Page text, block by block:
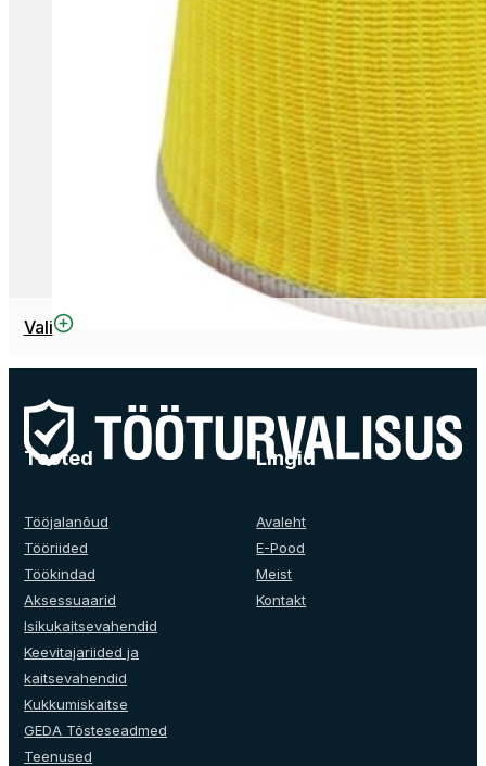
Vali
This
has
multiple
variants.
The
options
be
chosen
on
the
product
page
Tooted
Tööjalanõud
Tööriided
Töökindad
Aksessuaarid
Isikukaitsevahendid
Keevitajariided ja
kaitsevahendid
Kukkumiskaitse
GEDA Tõsteseadmed
Teenused
Lingid
Avaleht
E-Pood
Meist
Kontakt